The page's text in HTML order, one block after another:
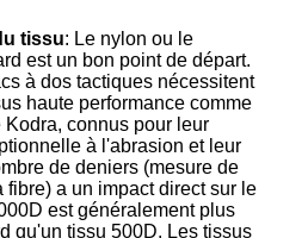
tissu: Le nylon ou le
est un bon point de départ.
à dos tactiques nécessitent
haute performance comme
Kodra, connus pour leur
à l'abrasion et leur
de deniers (mesure de
fibre) a un impact direct sur le
est généralement plus
qu'un tissu 500D. Les tissus